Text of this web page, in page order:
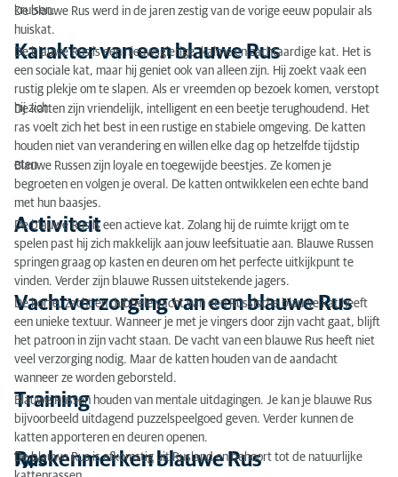
Training
Raskenmerken blauwe Rus
Erfelijke ziekten
Voeding
Ongecontroleerde of illegale kattenhandel
Kat adopteren
kruisen.
De blauwe Rus werd in de jaren zestig van de vorige eeuw populair als
huiskat.
Karakter van een blauwe Rus
De blauwe Rus is een nieuwsgierige, kalme en zachtaardige kat. Het is
een sociale kat, maar hij geniet ook van alleen zijn. Hij zoekt vaak een
rustig plekje om te slapen. Als er vreemden op bezoek komen, verstopt
hij zich.
De katten zijn vriendelijk, intelligent en een beetje terughoudend. Het
ras voelt zich het best in een rustige en stabiele omgeving. De katten
houden niet van verandering en willen elke dag op hetzelfde tijdstip
eten.
Blauwe Russen zijn loyale en toegewijde beestjes. Ze komen je
begroeten en volgen je overal. De katten ontwikkelen een echte band
met hun baasjes.
Activiteit
De blauwe Rus is een actieve kat. Zolang hij de ruimte krijgt om te
spelen past hij zich makkelijk aan jouw leefsituatie aan. Blauwe Russen
springen graag op kasten en deuren om het perfecte uitkijkpunt te
vinden. Verder zijn blauwe Russen uitstekende jagers.
Vachtverzorging van een blauwe Rus
De korte, zacht en dubbele vacht van een Russische blauwe kat heeft
een unieke textuur. Wanneer je met je vingers door zijn vacht gaat, blijft
het patroon in zijn vacht staan. De vacht van een blauwe Rus heeft niet
veel verzorging nodig. Maar de katten houden van de aandacht
wanneer ze worden geborsteld.
Training
Blauwe Russen houden van mentale uitdagingen. Je kan je blauwe Rus
bijvoorbeeld uitdagend puzzelspeelgoed geven. Verder kunnen de
katten apporteren en deuren openen.
Raskenmerken blauwe Rus
Type
De blauwe Rus is afkomstig uit Rusland en behoort tot de natuurlijke